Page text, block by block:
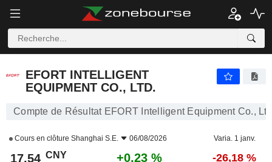
EFORT INTELLIGENT
EQUIPMENT CO., LTD.
Compte de Résultat EFORT Intelligent Equipment Co.,
Cours en clôture Shanghai S.E. 06/08/2026 Varia. 1 janv.
17,54 CNY +0,23 % -26,18 %